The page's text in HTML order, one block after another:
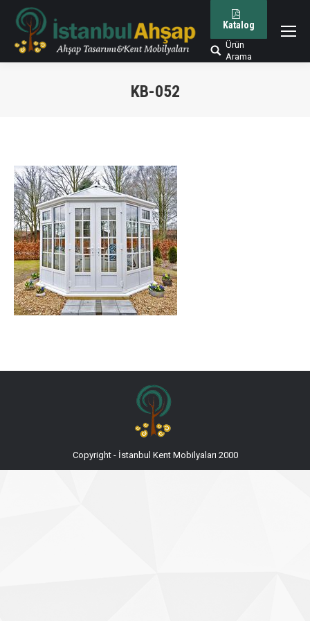
Katalog
Arama:
Ürün
Arama
KB-052
Copyright - İstanbul Kent Mobilyaları 2000